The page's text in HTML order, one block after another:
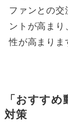
ファンとの交
ントが高ま
性が高まりま
「おすす
対策